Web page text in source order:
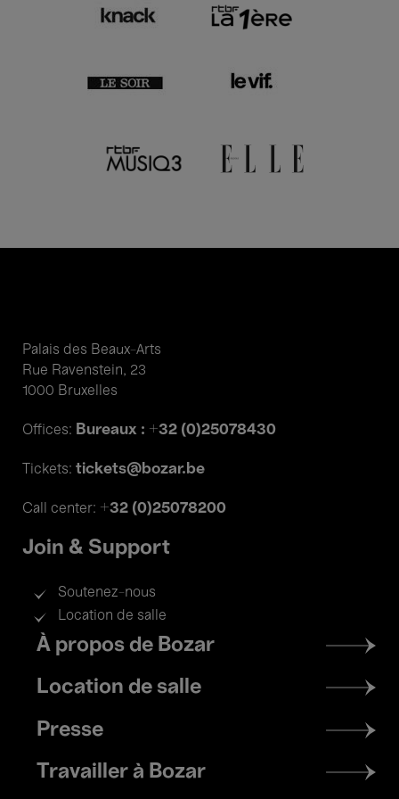
Palais des Beaux-Arts
Rue Ravenstein, 23
1000 Bruxelles
Offices: Bureaux : +32 (0)25078430
Tickets: tickets@bozar.be
Call center: +32 (0)25078200
Join & Support
Soutenez-nous
Location de salle
Footer
menu
À propos de Bozar
Location de salle
Presse
Travailler à Bozar